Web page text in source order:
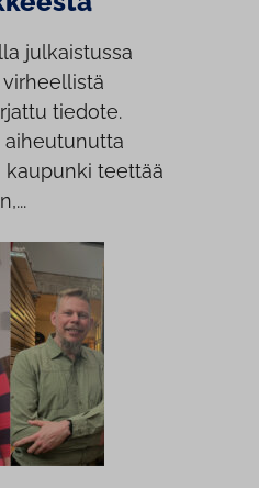
julkaistussa
tiedote.
kaupunki teettää